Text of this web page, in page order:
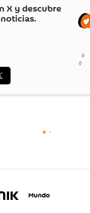
X y descubre
Mundo